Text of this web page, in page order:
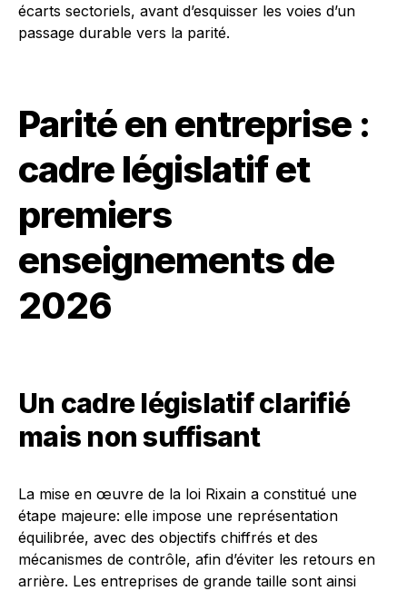
écarts sectoriels, avant d’esquisser les voies d’un
passage durable vers la parité.
Parité en entreprise :
cadre législatif et
premiers
enseignements de
2026
Un cadre législatif clarifié
mais non suffisant
La mise en œuvre de la loi Rixain a constitué une
étape majeure: elle impose une représentation
équilibrée, avec des objectifs chiffrés et des
mécanismes de contrôle, afin d’éviter les retours en
arrière. Les entreprises de grande taille sont ainsi